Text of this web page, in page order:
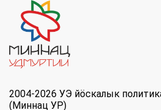
2004-2026 УЭ йöскалык
(Миннац УР)